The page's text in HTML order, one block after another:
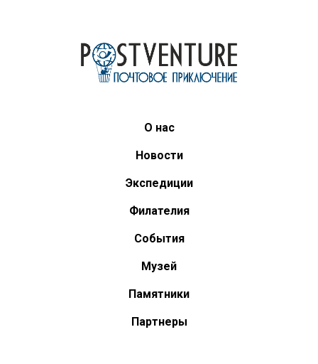
О нас
Новости
Экспедиции
Филателия
События
Музей
Памятники
Партнеры